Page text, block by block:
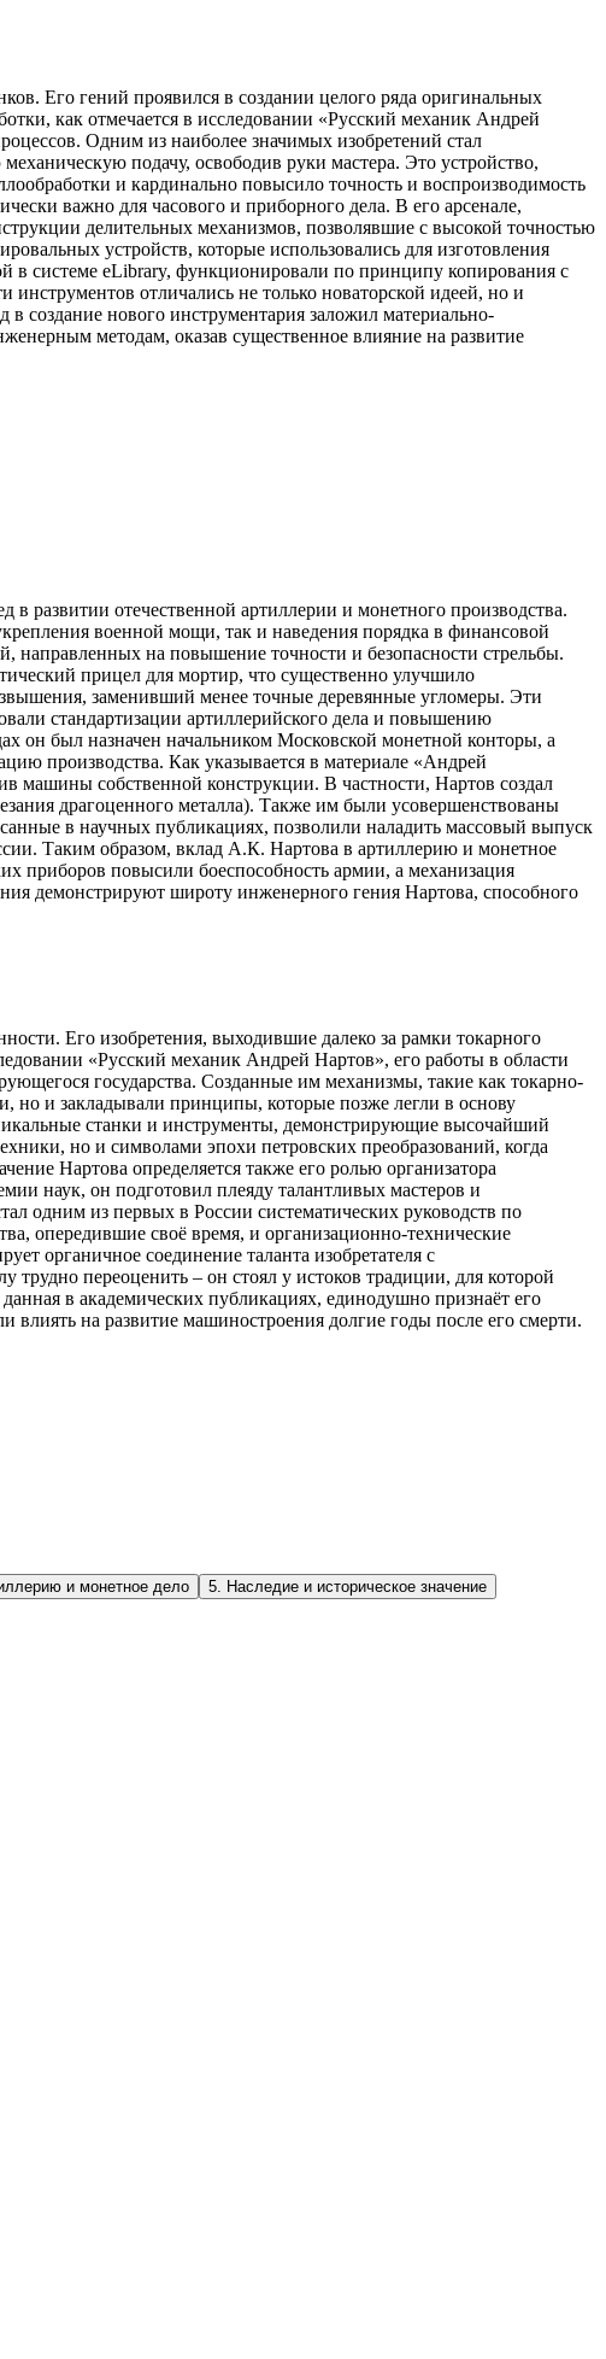
Его гений проявился в создании целого ряда оригинальных
как отмечается в исследовании «Русский механик Андрей
Одним из наиболее значимых изобретений стал
подачу, освободив руки мастера. Это устройство,
и кардинально повысило точность и воспроизводимость
важно для часового и приборного дела. В его арсенале,
делительных механизмов, позволявшие с высокой точностью
устройств, которые использовались для изготовления
в системе eLibrary, функционировали по принципу копирования с
инструментов отличались не только новаторской идеей, но и
создание нового инструментария заложил материально-
методам, оказав существенное влияние на развитие
развитии отечественной артиллерии и монетного производства.
военной мощи, так и наведения порядка в финансовой
направленных на повышение точности и безопасности стрельбы.
прицел для мортир, что существенно улучшило
заменивший менее точные деревянные угломеры. Эти
стандартизации артиллерийского дела и повышению
он был назначен начальником Московской монетной конторы, а
производства. Как указывается в материале «Андрей
машины собственной конструкции. В частности, Нартов создал
драгоценного металла). Также им были усовершенствованы
в научных публикациях, позволили наладить массовый выпуск
Таким образом, вклад А.К. Нартова в артиллерию и монетное
приборов повысили боеспособность армии, а механизация
демонстрируют широту инженерного гения Нартова, способного
Его изобретения, выходившие далеко за рамки токарного
«Русский механик Андрей Нартов», его работы в области
государства. Созданные им механизмы, такие как токарно-
но и закладывали принципы, которые позже легли в основу
станки и инструменты, демонстрирующие высочайший
но и символами эпохи петровских преобразований, когда
Нартова определяется также его ролью организатора
наук, он подготовил плеяду талантливых мастеров и
одним из первых в России систематических руководств по
опередившие своё время, и организационно-технические
органичное соединение таланта изобретателя с
переоценить – он стоял у истоков традиции, для которой
в академических публикациях, единодушно признаёт его
на развитие машиностроения долгие годы после его смерти.
и монетное дело 5 Наследие и историческое значение